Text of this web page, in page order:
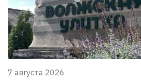
7 августа 2026